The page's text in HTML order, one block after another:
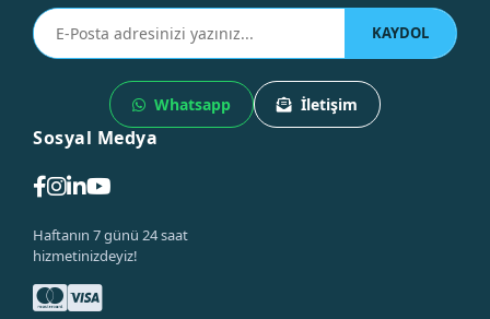
KAYDOL
Whatsapp İletişim
Sosyal Medya
Haftanın 7 günü 24 saat
hizmetinizdeyiz!